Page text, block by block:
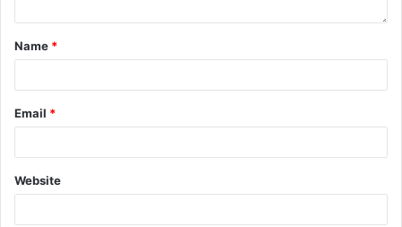
Name *
Email *
Website